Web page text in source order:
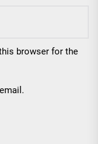
browser for the